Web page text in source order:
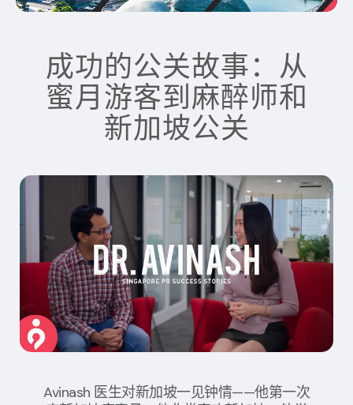
成功的公关故事：从
蜜月游客到麻醉师和
新加坡公关
Avinash 医生对新加坡一见钟情——他第一次